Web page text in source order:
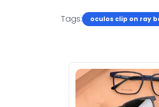
Tags: oculos clip on ray